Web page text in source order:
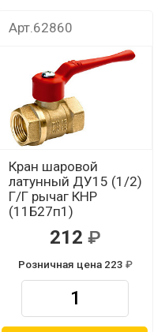
Арт.62860
Кран шаровой
латунный ДУ15 (1/2)
Г/Г рычаг КНР
(11Б27п1)
212
Розничная цена 223